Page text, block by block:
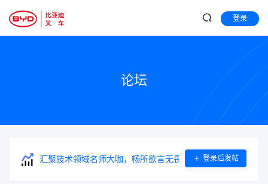
登录
论坛
汇聚技术领域名师大咖，畅所欲言无畏无惧。登录后发帖